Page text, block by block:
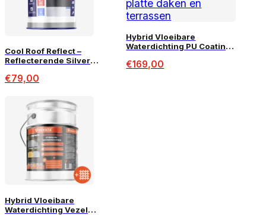
Cool Roof Reflect –
Reflecterende Silver
€79,00
Hybrid Vloeibare
Waterdichting PU Coating
€169,00
Hybrid Vloeibare
Waterdichting Vezel